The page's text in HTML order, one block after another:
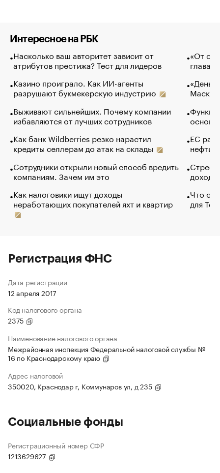
Интересное на РБК
Насколько ваш авторитет зависит от
атрибутов престижа? Тест для лидеров
Казино проиграло. Как ИИ-агенты
разрушают букмекерскую индустрию
Выживают сильнейших. Почему компании
избавляются от лучших сотрудников
Как банк Wildberries резко нарастил
кредиты селлерам до атак на склады
Сотрудники открыли новый способ вредить
компаниям. Зачем им это
Как налоговики ищут доходы
неработающих покупателей яхт и квартир
«От
глава
Маск в
основ
ЕС
нефти
Что
для
Регистрация ФНС
Дата регистрации
12 апреля 2017
Код налогового органа
2375
Наименование налогового органа
Межрайонная инспекция Федеральной налоговой службы №
16 по Краснодарскому краю
Адрес налоговой
350020, Краснодар г, Коммунаров ул, д 235
Социальные фонды
Регистрационный номер СФР
1213629627